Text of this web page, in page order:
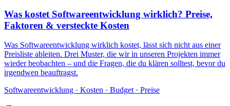
Was kostet Softwareentwicklung wirklich? Preise,
Faktoren & versteckte Kosten
Was Softwareentwicklung wirklich kostet, lässt sich nicht aus einer
Preisliste ableiten. Drei Muster, die wir in unseren Projekten immer
wieder beobachten – und die Fragen, die du klären solltest, bevor du
irgendwen beauftragst.
Softwareentwicklung · Kosten · Budget · Preise